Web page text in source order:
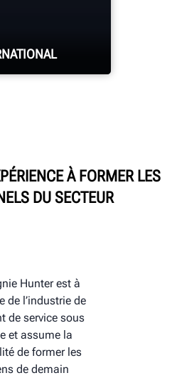
À FORMER LES
DU SECTEUR
Hunter est à
de l’industrie de
de service sous
et assume la
de former les
de demain